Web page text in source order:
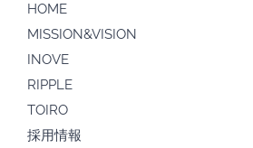
HOME
MISSION&VISION
INOVE
RIPPLE
TOIRO
採用情報